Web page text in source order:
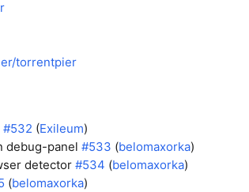
torrentpier
#532 (Exileum)
debug-panel #533 (belomaxorka)
detector #534 (belomaxorka)
(belomaxorka)